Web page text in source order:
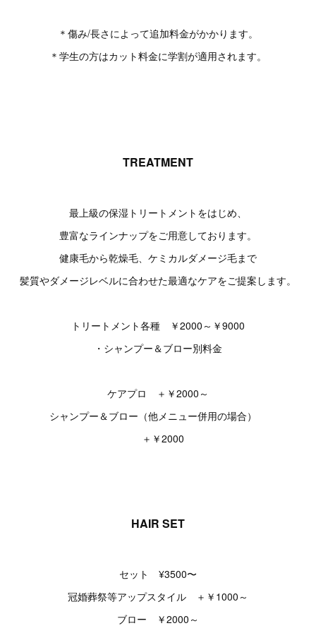
＊傷み/長さによって追加料金がかかります。
＊学生の方はカット料金に学割が適用されます。
TREATMENT
最上級の保湿トリートメントをはじめ、
豊富なラインナップをご用意しております。
健康毛から乾燥毛、ケミカルダメージ毛まで
髪質やダメージレベルに合わせた最適なケアをご提案します。
トリートメント各種 ￥2000～￥9000
・シャンプー＆ブロー別料金
ケアプロ ＋￥2000～
シャンプー＆ブロー（他メニュー併用の場合）
＋￥2000
HAIR SET
セット ¥3500〜
冠婚葬祭等アップスタイル ＋￥1000～
ブロー ￥2000～